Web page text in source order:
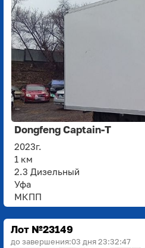
Dongfeng Captain-T
2023г.
1 км
2.3 Дизельный
Уфа
МКПП
Лот №23149
до завершения:03 дня 23:32:45